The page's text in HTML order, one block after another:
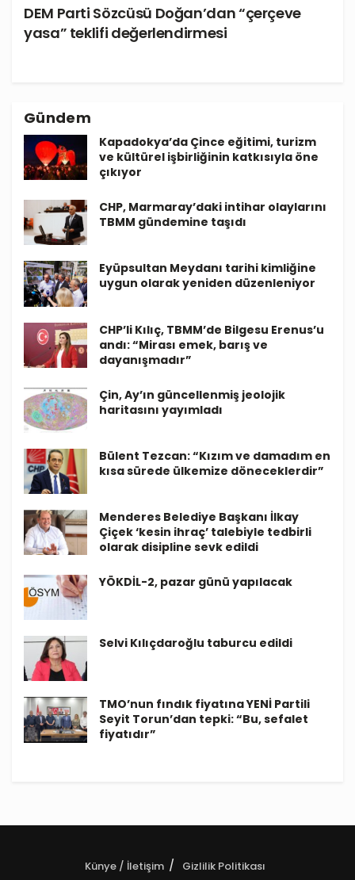
DEM Parti Sözcüsü Doğan’dan “çerçeve
yasa” teklifi değerlendirmesi
Gündem
Kapadokya’da Çince eğitimi, turizm
ve kültürel işbirliğinin katkısıyla öne
çıkıyor
CHP, Marmaray’daki intihar olaylarını
TBMM gündemine taşıdı
Eyüpsultan Meydanı tarihi kimliğine
uygun olarak yeniden düzenleniyor
CHP’li Kılıç, TBMM’de Bilgesu Erenus’u
andı: “Mirası emek, barış ve
dayanışmadır”
Çin, Ay’ın güncellenmiş jeolojik
haritasını yayımladı
Bülent Tezcan: “Kızım ve damadım en
kısa sürede ülkemize döneceklerdir”
Menderes Belediye Başkanı İlkay
Çiçek ‘kesin ihraç’ talebiyle tedbirli
olarak disipline sevk edildi
YÖKDİL-2, pazar günü yapılacak
Selvi Kılıçdaroğlu taburcu edildi
TMO’nun fındık fiyatına YENİ Partili
Seyit Torun’dan tepki: “Bu, sefalet
fiyatıdır”
Künye / İletişim Gizlilik Politikası